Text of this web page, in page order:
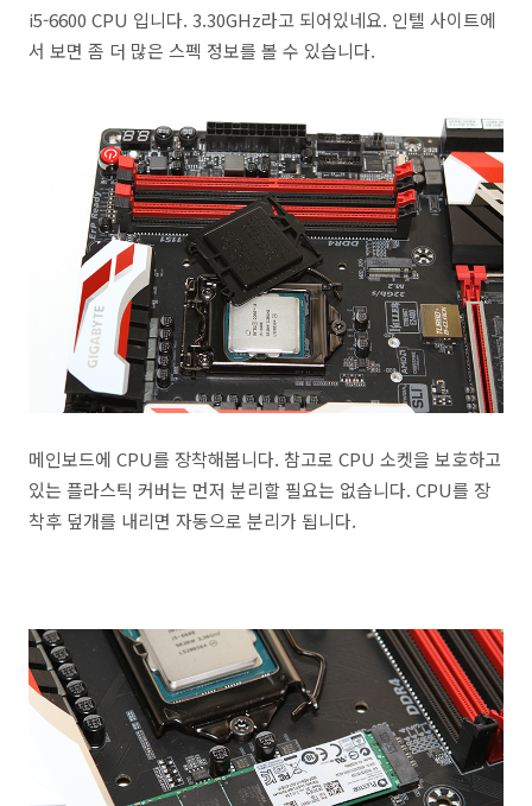
i5-6600 CPU 입니다. 3.30GHz라고 되어있네요. 인텔 사이트에
서 보면 좀 더 많은 스펙 정보를 볼 수 있습니다.
메인보드에 CPU를 장착해봅니다. 참고로 CPU 소켓을 보호하고
있는 플라스틱 커버는 먼저 분리할 필요는 없습니다. CPU를 장
착후 덮개를 내리면 자동으로 분리가 됩니다.